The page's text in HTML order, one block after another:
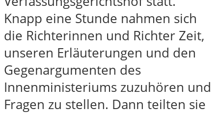
Knapp eine Stunde nahmen sich
die Richterinnen und Richter Zeit,
unseren Erläuterungen und den
Gegenargumenten des
Innenministeriums zuzuhören und
Fragen zu stellen. Dann teilten sie